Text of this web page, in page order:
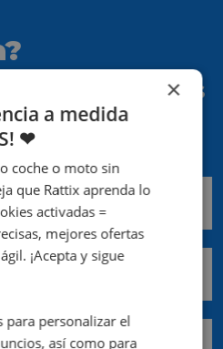
contactaremos
×
a medida
❤
coche o moto sin
que Rattix aprenda lo
activadas =
mejores ofertas
¡Acepta y sigue
para personalizar el
así como para